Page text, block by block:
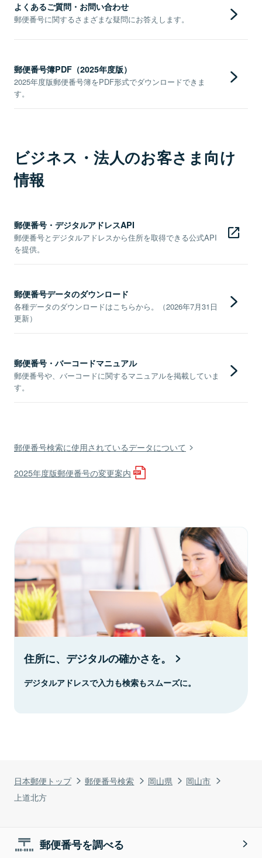
日本郵便トップ 郵便番号検索 岡山県
岡山市
上道北方
よくあるご質問・お問い合わせ
郵便番号に関するさまざまな疑問にお答えします。
郵便番号簿PDF（2025年度版）
2025年度版郵便番号簿をPDF形式でダウンロードできま
す。
ビジネス・法人のお客さま向け
情報
郵便番号・デジタルアドレスAPI
郵便番号とデジタルアドレスから住所を取得できる公式API
を提供。
郵便番号データのダウンロード
各種データのダウンロードはこちらから。（2026年7月31日
更新）
郵便番号・バーコードマニュアル
郵便番号や、バーコードに関するマニュアルを掲載していま
す。
郵便番号検索に使用されているデータについて
2025年度版郵便番号の変更案内
住所に、デジタルの確かさを。
デジタルアドレスで入力も検索もスムーズに。
郵便番号を調べる